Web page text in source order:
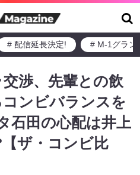
# 配信延長決定! # M-1グラン
渉、先輩との飲
ンビバランスを
石田の心配は井上
ザ・コンビ比